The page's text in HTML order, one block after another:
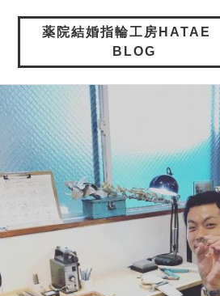
薬院結婚指輪工房HATAE
BLOG